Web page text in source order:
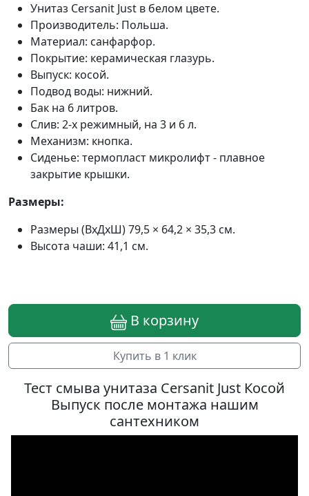
Унитаз Cersanit Just в белом цвете.
Производитель: Польша.
Материал: санфарфор.
Покрытие: керамическая глазурь.
Выпуск: косой.
Подвод воды: нижний.
Бак на 6 литров.
Слив: 2-х режимный, на 3 и 6 л.
Механизм: кнопка.
Сиденье: термопласт микролифт - плавное
закрытие крышки.
Размеры:
Размеры (ВхДхШ) 79,5 × 64,2 × 35,3 см.
Высота чаши: 41,1 см.
В корзину
Купить в 1 клик
Тест смыва унитаза Cersanit Just Косой
Выпуск после монтажа нашим
сантехником